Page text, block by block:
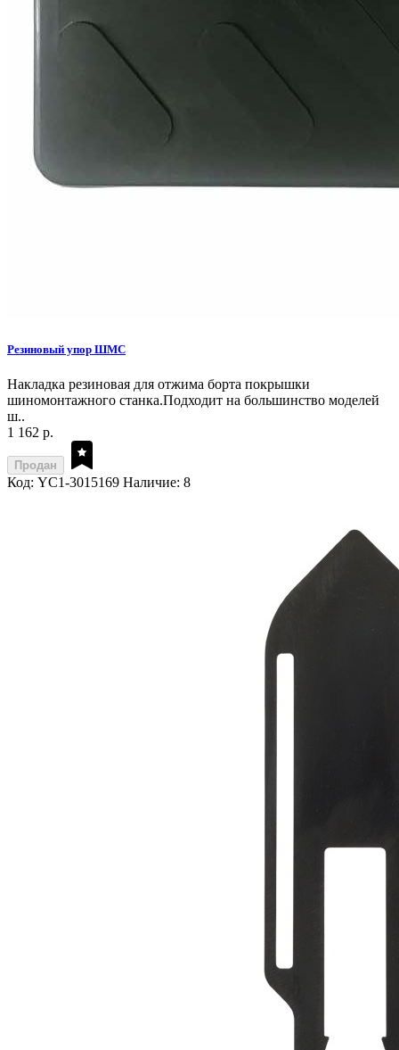
Резиновый упор ШМС
Накладка резиновая для отжима борта покрышки
шиномонтажного станка.Подходит на большинство моделей
ш..
1 162 р.
Продан
Код: YC1-3015169 Наличие: 8